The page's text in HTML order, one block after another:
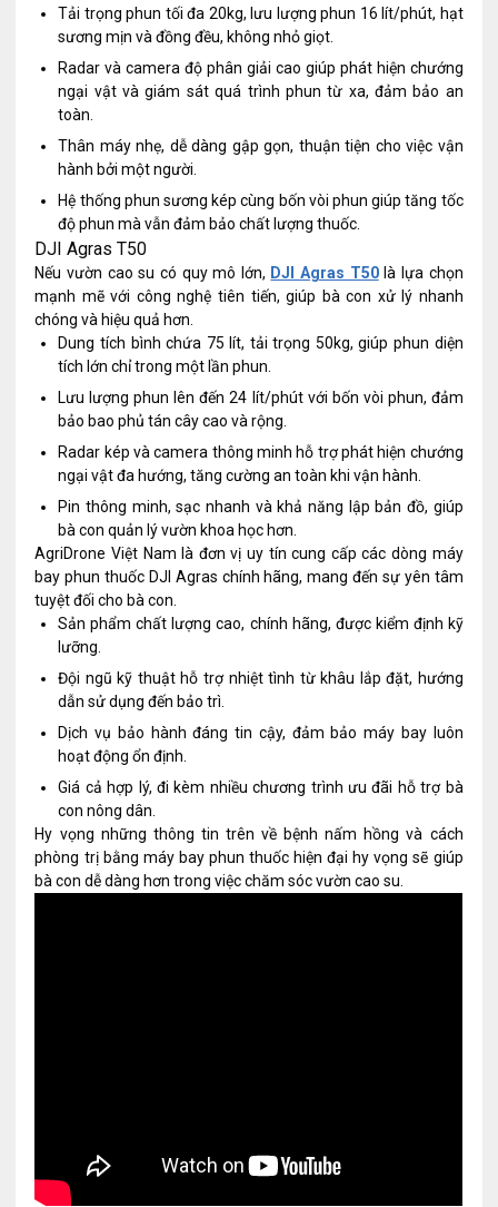
Tải trọng phun tối đa 20kg, lưu lượng phun 16 lít/phút, hạt
sương mịn và đồng đều, không nhỏ giọt.
Radar và camera độ phân giải cao giúp phát hiện chướng
ngại vật và giám sát quá trình phun từ xa, đảm bảo an
toàn.
Thân máy nhẹ, dễ dàng gập gọn, thuận tiện cho việc vận
hành bởi một người.
Hệ thống phun sương kép cùng bốn vòi phun giúp tăng tốc
độ phun mà vẫn đảm bảo chất lượng thuốc.
DJI Agras T50
Nếu vườn cao su có quy mô lớn, DJI Agras T50là lựa chọn
mạnh mẽ với công nghệ tiên tiến, giúp bà con xử lý nhanh
chóng và hiệu quả hơn.
Dung tích bình chứa 75 lít, tải trọng 50kg, giúp phun diện
tích lớn chỉ trong một lần phun.
Lưu lượng phun lên đến 24 lít/phút với bốn vòi phun, đảm
bảo bao phủ tán cây cao và rộng.
Radar kép và camera thông minh hỗ trợ phát hiện chướng
ngại vật đa hướng, tăng cường an toàn khi vận hành.
Pin thông minh, sạc nhanh và khả năng lập bản đồ, giúp
bà con quản lý vườn khoa học hơn.
AgriDrone Việt Nam là đơn vị uy tín cung cấp các dòng máy
bay phun thuốc DJI Agras chính hãng, mang đến sự yên tâm
tuyệt đối cho bà con.
Sản phẩm chất lượng cao, chính hãng, được kiểm định kỹ
lưỡng.
Đội ngũ kỹ thuật hỗ trợ nhiệt tình từ khâu lắp đặt, hướng
dẫn sử dụng đến bảo trì.
Dịch vụ bảo hành đáng tin cậy, đảm bảo máy bay luôn
hoạt động ổn định.
Giá cả hợp lý, đi kèm nhiều chương trình ưu đãi hỗ trợ bà
con nông dân.
Hy vọng những thông tin trên về bệnh nấm hồng và cách
phòng trị bằng máy bay phun thuốc hiện đại hy vọng sẽ giúp
bà con dễ dàng hơn trong việc chăm sóc vườn cao su.